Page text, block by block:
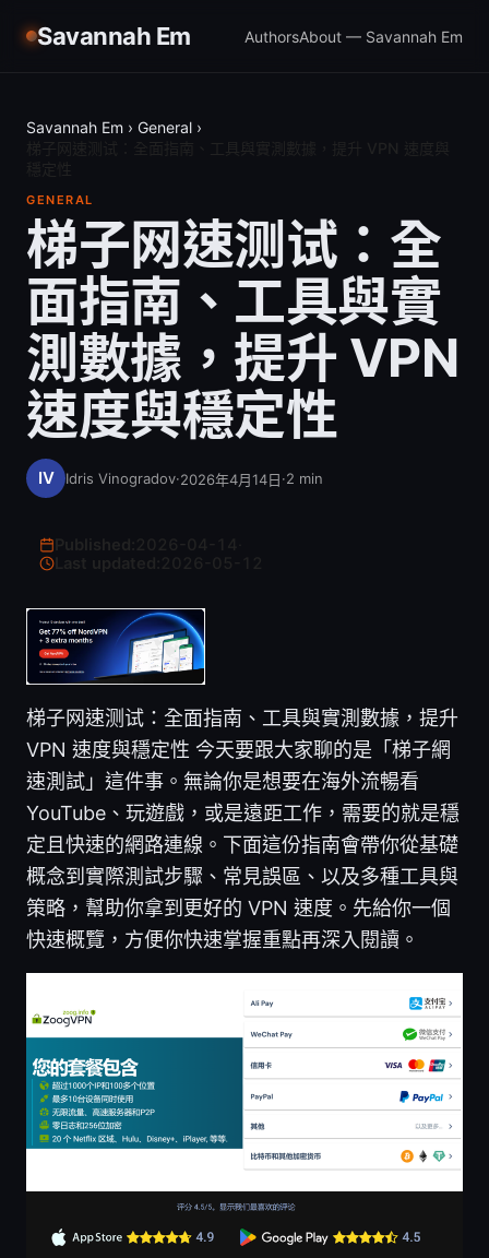
Savannah Em AuthorsAbout — Savannah Em
Savannah Em › General ›
GENERAL
梯子网速测试：全
面指南、工具與實
測數據，提升 VPN
速度與穩定性
Idris Vinogradov·2026年4月14日·2 min
Last updated:
梯子网速测试：全面指南、工具與實測數據，提升
VPN 速度與穩定性 今天要跟大家聊的是「梯子網
速測試」這件事。無論你是想要在海外流暢看
YouTube、玩遊戲，或是遠距工作，需要的就是穩
定且快速的網路連線。下面這份指南會帶你從基礎
概念到實際測試步驟、常見誤區、以及多種工具與
策略，幫助你拿到更好的 VPN 速度。先給你一個
快速概覽，方便你快速掌握重點再深入閱讀。